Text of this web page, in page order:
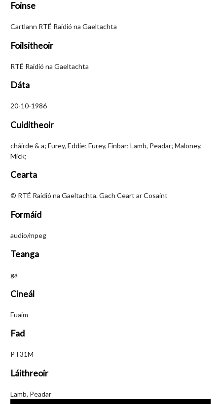
Foinse
Cartlann RTÉ Raidió na Gaeltachta
Foilsitheoir
RTÉ Raidió na Gaeltachta
Dáta
20-10-1986
Cuiditheoir
cháirde & a; Furey, Eddie; Furey, Finbar; Lamb, Peadar; Maloney,
Mick;
Cearta
© RTÉ Raidió na Gaeltachta. Gach Ceart ar Cosaint
Formáid
audio/mpeg
Teanga
ga
Cineál
Fuaim
Fad
PT31M
Láithreoir
Lamb, Peadar